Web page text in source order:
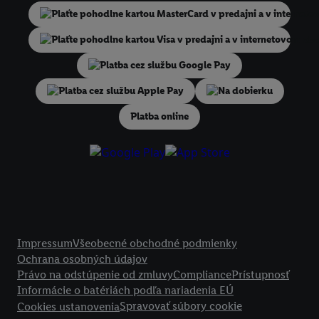
Na dobierku
Platba online
ImpressumVšeobecné obchodné podmienky
Ochrana osobných údajov
Právo na odstúpenie od zmluvyCompliancePrístupnosť
Informácie o batériách podľa nariadenia EÚ
Cookies ustanoveniaSpravovať súbory cookie
niekoľko koncových zariadení alebo používanie viacerých služieb
Lidl, pomocou vašej hashovanej e-mailovej adresy a prípadne ďalších
identifikátorov/identifikátorov, ktoré má spoločnosť Criteo SA k
Prispôsobiť" môžete povoliť jednotlivé účely a nájsť ďalšie
podmienkach spracúvania osobných údajov.
Kliknutím na možnosť "Odmietnuť" môžete povoliť iba používanie
technológií. Kliknutím na "Súhlasím " vyjadríte súhlas so spracúvaním
vyššie uvedené účely. Ďalšie informácie vrátane informácií o dobe
údajov a Vašom práve kedykoľvek odvolať súhlas s účinnosťou do
nájdete v našichzásadách ochrany osobných údajov